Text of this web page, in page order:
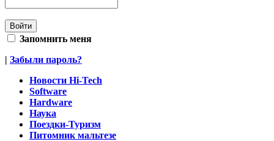
Запомнить меня
| Забыли пароль?
Новости Hi-Tech
Software
Hardware
Наука
Поездки-Туризм
Питомник мальтезе